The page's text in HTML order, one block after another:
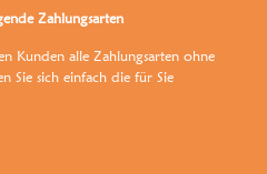
Zahlungsarten
Kunden alle Zahlungsarten ohne
Sie sich einfach die für Sie